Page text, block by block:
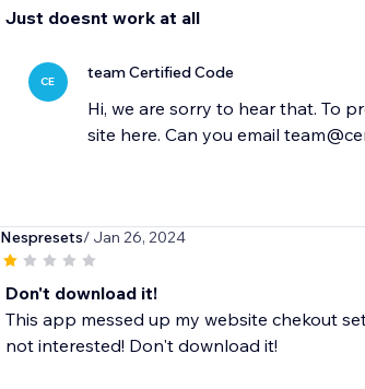
Just doesnt work at all
CE team Certified Code
Hi, we are sorry to hear that. To
site here. Can you email
Nespresets/ Jan 26, 2024
Don't download it!
This app messed up my website chekout
not interested! Don't download it!